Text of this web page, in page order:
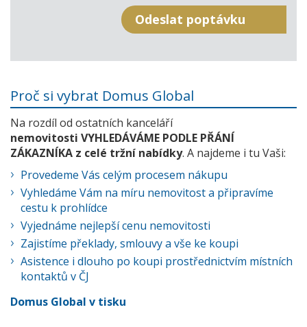
Proč si vybrat Domus Global
Na rozdíl od ostatních kanceláří
nemovitosti VYHLEDÁVÁME PODLE PŘÁNÍ
ZÁKAZNÍKA z celé tržní nabídky. A najdeme i tu Vaši:
Provedeme Vás celým procesem nákupu
Vyhledáme Vám na míru nemovitost a připravíme
cestu k prohlídce
Vyjednáme nejlepší cenu nemovitosti
Zajistíme překlady, smlouvy a vše ke koupi
Asistence i dlouho po koupi prostřednictvím místních
kontaktů v ČJ
Domus Global v tisku